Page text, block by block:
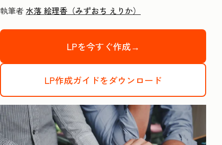
執筆者水落 絵理香（みずおち えりか）
LPを今すぐ作成→
LP作成ガイドをダウンロード